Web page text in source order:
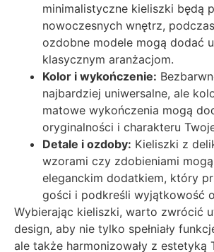
minimalistyczne kieliszki będą
nowoczesnych wnętrz,
ozdobne modele mogą dodać
klasycznym aranżacjom.
Kolor i wykończenie:
najbardziej uniwersalne, ale
matowe wykończenia mogą
oryginalności i charakteru
Detale i ozdoby: Kieliszki z
wzorami czy zdobieniami
eleganckim dodatkiem, który
gości i podkreśli wyjątkowość
Wybierając kieliszki, warto zwrócić
design, aby nie tylko spełniały
ale także harmonizowały z estetyką